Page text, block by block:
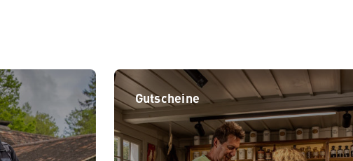
Gutscheine